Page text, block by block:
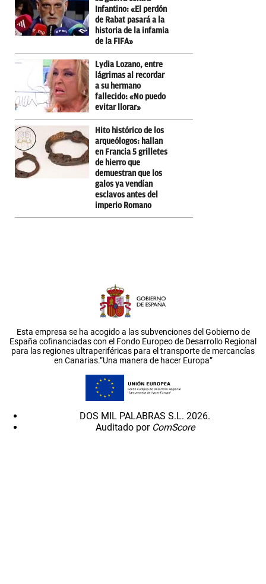
Infantino: «El perdón
de Rabat pasará a la
historia de la infamia
de la FIFA»
Lydia Lozano, entre
lágrimas al recordar
a su hermano
fallecido: «No puedo
evitar llorar»
Hito histórico de los
arqueólogos: hallan
en Francia 5 grilletes
de hierro que
demuestran que los
galos ya vendían
esclavos antes del
imperio Romano
Esta empresa se ha acogido a las subvenciones del Gobierno de
España cofinanciadas con el Fondo Europeo de Desarrollo Regional
para las regiones ultraperiféricas para el transporte de mercancías
en Canarias.”Una manera de hacer Europa”
DOS MIL PALABRAS S.L. 2026.
Auditado por ComScore